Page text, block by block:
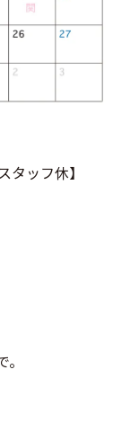
タッフ休】